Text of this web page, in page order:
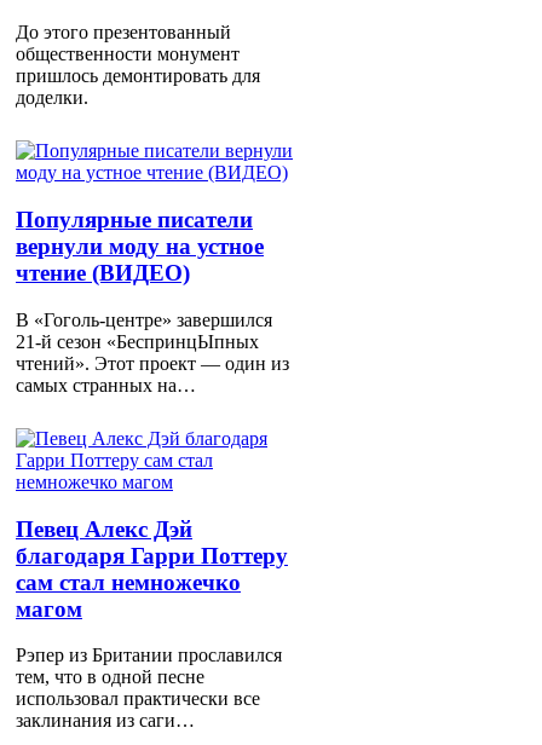
До этого презентованный
общественности монумент
пришлось демонтировать для
доделки.
Популярные писатели
вернули моду на устное
чтение (ВИДЕО)
В «Гоголь-центре» завершился
21-й сезон «БеспринцЫпных
чтений». Этот проект — один из
самых странных на…
Певец Алекс Дэй
благодаря Гарри Поттеру
сам стал немножечко
магом
Рэпер из Британии прославился
тем, что в одной песне
использовал практически все
заклинания из саги…